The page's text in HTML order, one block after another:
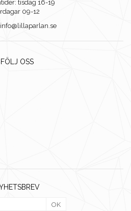
tisdag 16-19
09-12
FÖLJ OSS
OK